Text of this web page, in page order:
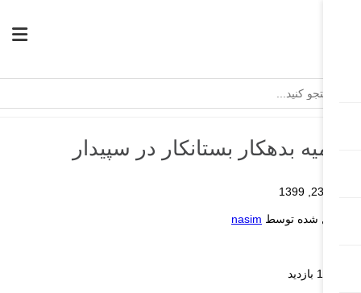
بدهکار بستانکار در سپیدار
ارسال شده توسطnasim